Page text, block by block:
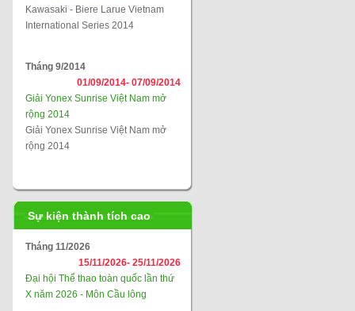
Kawasaki - Biere Larue Vietnam
International Series 2014
Tháng 9/2014
01/09/2014- 07/09/2014
Giải Yonex Sunrise Việt Nam mở
rộng 2014
Giải Yonex Sunrise Việt Nam mở
rộng 2014
Sự kiện thành tích cao
Tháng 11/2026
15/11/2026- 25/11/2026
Đại hội Thể thao toàn quốc lần thứ
X năm 2026 - Môn Cầu lông